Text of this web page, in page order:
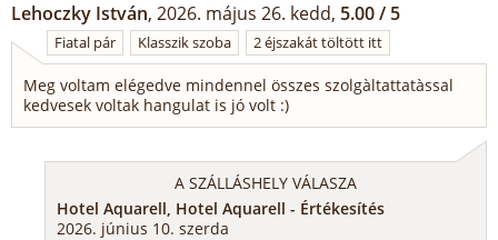
Lehoczky István, 2026. május 26. kedd, 5.00 / 5
Fiatal pár Klasszik szoba 2 éjszakát töltött itt
Meg voltam elégedve mindennel összes szolgàltattatàssal
kedvesek voltak hangulat is jó volt :)
A SZÁLLÁSHELY VÁLASZA
Hotel Aquarell, Hotel Aquarell - Értékesítés
2026. június 10. szerda